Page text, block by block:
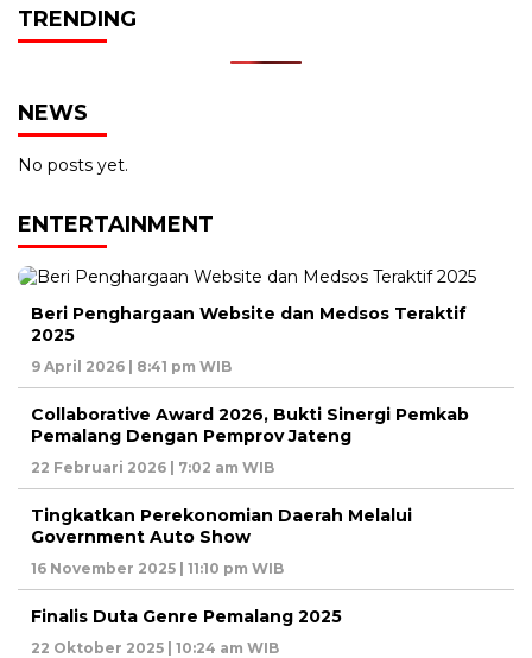
TRENDING
NEWS
No posts yet.
ENTERTAINMENT
Beri Penghargaan Website dan Medsos Teraktif
2025
9 April 2026 | 8:41 pm WIB
Collaborative Award 2026, Bukti Sinergi Pemkab
Pemalang Dengan Pemprov Jateng
22 Februari 2026 | 7:02 am WIB
Tingkatkan Perekonomian Daerah Melalui
Government Auto Show
16 November 2025 | 11:10 pm WIB
Finalis Duta Genre Pemalang 2025
22 Oktober 2025 | 10:24 am WIB